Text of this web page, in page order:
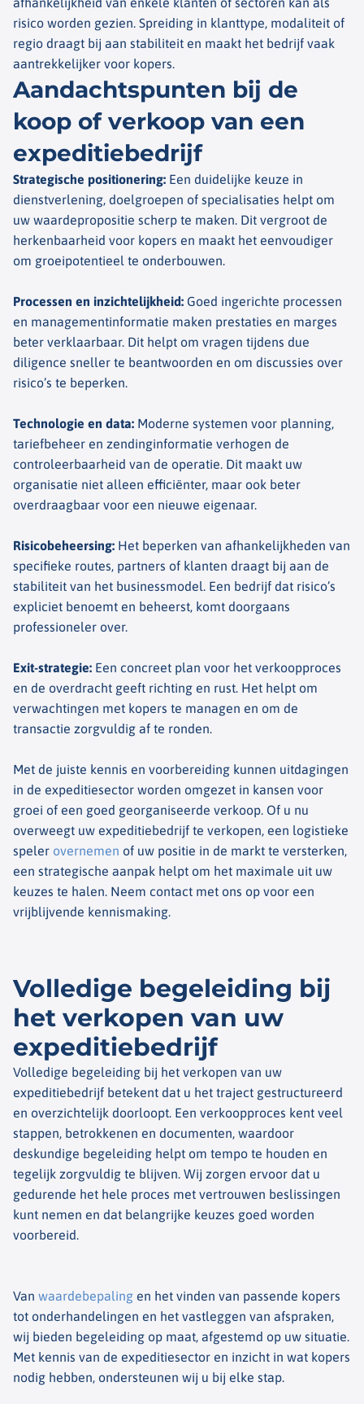
risico worden gezien. Spreiding in klanttype, modaliteit of
regio draagt bij aan stabiliteit en maakt het bedrijf vaak
aantrekkelijker voor kopers.
Aandachtspunten bij de
koop of verkoop van een
expeditiebedrijf
Strategische positionering: Een duidelijke keuze in
dienstverlening, doelgroepen of specialisaties helpt om
uw waardepropositie scherp te maken. Dit vergroot de
herkenbaarheid voor kopers en maakt het eenvoudiger
om groeipotentieel te onderbouwen.
Processen en inzichtelijkheid: Goed ingerichte processen
en managementinformatie maken prestaties en marges
beter verklaarbaar. Dit helpt om vragen tijdens due
diligence sneller te beantwoorden en om discussies over
risico’s te beperken.
Technologie en data: Moderne systemen voor planning,
tariefbeheer en zendinginformatie verhogen de
controleerbaarheid van de operatie. Dit maakt uw
organisatie niet alleen efficiënter, maar ook beter
overdraagbaar voor een nieuwe eigenaar.
Risicobeheersing: Het beperken van afhankelijkheden van
specifieke routes, partners of klanten draagt bij aan de
stabiliteit van het businessmodel. Een bedrijf dat risico’s
expliciet benoemt en beheerst, komt doorgaans
professioneler over.
Exit-strategie: Een concreet plan voor het verkoopproces
en de overdracht geeft richting en rust. Het helpt om
verwachtingen met kopers te managen en om de
transactie zorgvuldig af te ronden.
Met de juiste kennis en voorbereiding kunnen uitdagingen
in de expeditiesector worden omgezet in kansen voor
groei of een goed georganiseerde verkoop. Of u nu
overweegt uw expeditiebedrijf te verkopen, een logistieke
speler overnemen of uw positie in de markt te versterken,
een strategische aanpak helpt om het maximale uit uw
keuzes te halen. Neem contact met ons op voor een
vrijblijvende kennismaking.
Volledige begeleiding bij
het verkopen van uw
expeditiebedrijf
Volledige begeleiding bij het verkopen van uw
expeditiebedrijf betekent dat u het traject gestructureerd
en overzichtelijk doorloopt. Een verkoopproces kent veel
stappen, betrokkenen en documenten, waardoor
deskundige begeleiding helpt om tempo te houden en
tegelijk zorgvuldig te blijven. Wij zorgen ervoor dat u
gedurende het hele proces met vertrouwen beslissingen
kunt nemen en dat belangrijke keuzes goed worden
voorbereid.
Van waardebepaling en het vinden van passende kopers
tot onderhandelingen en het vastleggen van afspraken,
wij bieden begeleiding op maat, afgestemd op uw situatie.
Met kennis van de expeditiesector en inzicht in wat kopers
nodig hebben, ondersteunen wij u bij elke stap.